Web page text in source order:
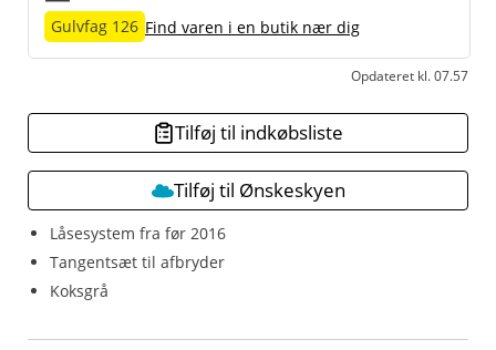
Låsesystem fra før 2016
Tangentsæt til afbryder
Koksgrå
Gulvfag 126 Find varen i en butik nær dig
Opdateret kl. 07.57
Tilføj til indkøbsliste
Tilføj til Ønskeskyen